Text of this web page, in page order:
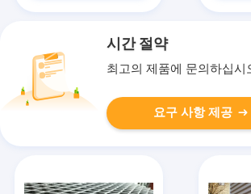
시간 절약
최고의 제품에 문의하십시
요구 사항 제공